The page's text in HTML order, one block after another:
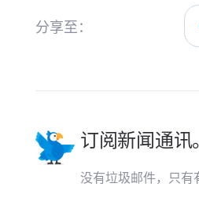
分享至：
订阅新闻通讯。
没有垃圾邮件，只有